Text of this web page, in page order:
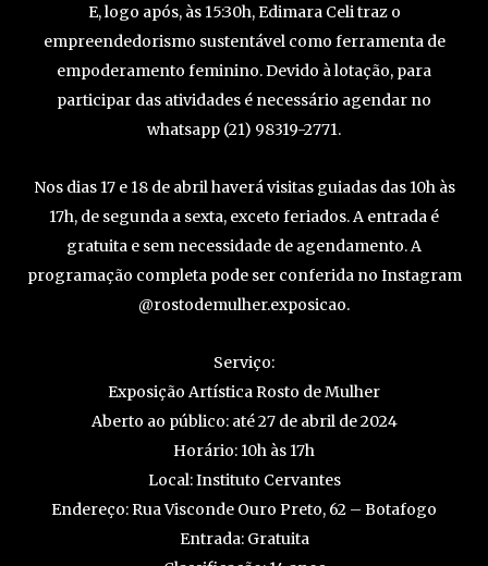
E, logo após, às 15:30h, Edimara Celi traz o
empreendedorismo sustentável como ferramenta de
empoderamento feminino. Devido à lotação, para
participar das atividades é necessário agendar no
whatsapp (21) 98319-2771.
Nos dias 17 e 18 de abril haverá visitas guiadas das 10h às
17h, de segunda a sexta, exceto feriados. A entrada é
gratuita e sem necessidade de agendamento. A
programação completa pode ser conferida no Instagram
@rostodemulher.exposicao.
Serviço:
Exposição Artística Rosto de Mulher
Aberto ao público: até 27 de abril de 2024
Horário: 10h às 17h
Local: Instituto Cervantes
Endereço: Rua Visconde Ouro Preto, 62 – Botafogo
Entrada: Gratuita